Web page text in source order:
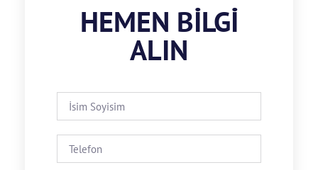
HEMEN BILGI
ALIN